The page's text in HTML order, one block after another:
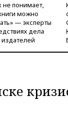
не понимает,
можно
— эксперты
дела
издателей